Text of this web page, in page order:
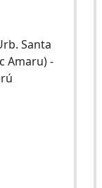
Santa
Amaru)-